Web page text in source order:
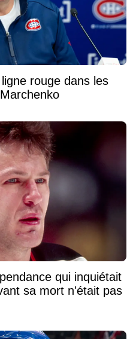
rouge dans les
qui inquiétait
sa mort n'était pas